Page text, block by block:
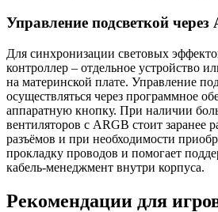
Управление подсветкой
Для синхронизации световых
контроллер – отдельное устройство
на материнской плате. Управление
осуществляться через программное
аппаратную кнопку. При наличии
вентиляторов с ARGB стоит заранее
разъёмов и при необходимости
прокладку проводов и помогает
кабель-менеджмент внутри корпуса.
Рекомендации для